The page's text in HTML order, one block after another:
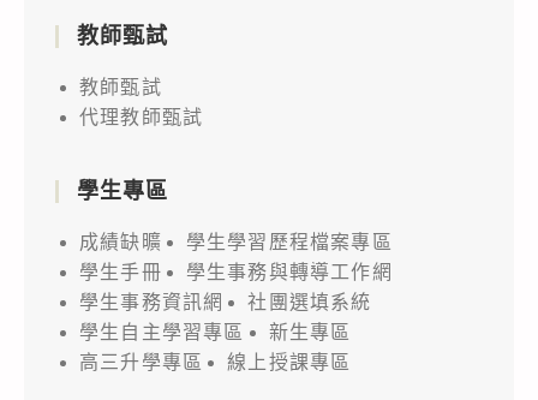
教師甄試
教師甄試
代理教師甄試
學生專區
成績缺曠
學生學習歷程檔案專區
學生手冊
學生事務與轉導工作網
學生事務資訊網
社團選填系統
學生自主學習專區
新生專區
高三升學專區
線上授課專區